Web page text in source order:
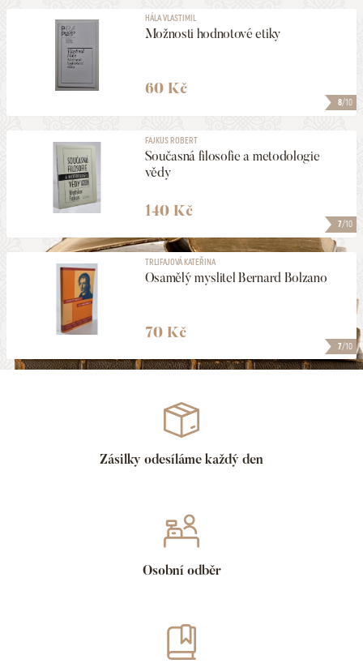
8/10
HÁLA VLASTIMIL
Možnosti hodnotové etiky
60 Kč
7/10
FAJKUS ROBERT
Současná filosofie a metodologie
vědy
140 Kč
7/10
TRLIFAJOVÁ KATEŘINA
Osamělý myslitel Bernard Bolzano
70 Kč
Zásilky odesíláme každý den
Osobní odběr